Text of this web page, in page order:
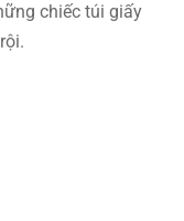
chiếc túi giấy